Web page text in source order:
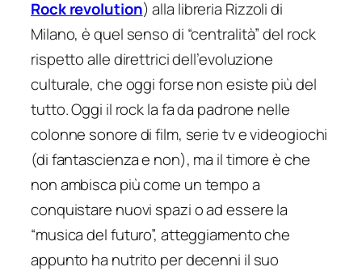
Rock revolution) alla libreria Rizzoli di
Milano, è quel senso di “centralità” del rock
rispetto alle direttrici dell’evoluzione
culturale, che oggi forse non esiste più del
tutto. Oggi il rock la fa da padrone nelle
colonne sonore di film, serie tv e videogiochi
(di fantascienza e non), ma il timore è che
non ambisca più come un tempo a
conquistare nuovi spazi o ad essere la
“musica del futuro”, atteggiamento che
appunto ha nutrito per decenni il suo